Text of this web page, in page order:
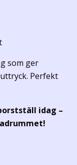
som ger
Perfekt
idag –